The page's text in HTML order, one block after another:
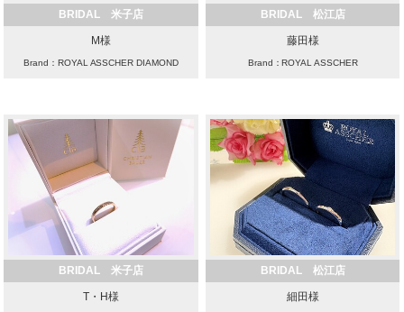
BRIDAL 米子店
M様
Brand：ROYAL ASSCHER DIAMOND
BRIDAL 松江店
藤田様
Brand：ROYAL ASSCHER
BRIDAL 米子店
T・H様
BRIDAL 松江店
細田様